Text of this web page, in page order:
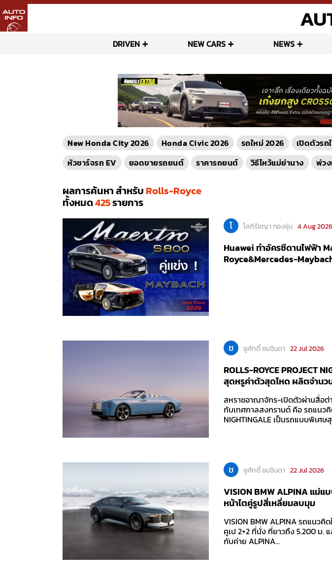
DRIVEN NEW CARS NEWS
New Honda City 2026 Honda Civic 2026 รถใหม่ 2026 เปิดตัวรถ
หัวชาร์จรถ EV
ยอดขายรถยนต์ ราคารถยนต์ วิธีไหว้แม่ย่านาง พ่ว
ผลการค้นหา สำหรับ Rolls-Royce
ทั้งหมด425รายการ
โ โสภิรัชญา ทองชุ่ม 4 Aug 2026
Huawei ทำอัครซีดานไฟฟ้า
Royce&Mercedes-
ช ชูศักดิ์ ชมจินดา 22 Jul 2026
ROLLS-ROYCE PROJECT
สุดหรูค่าตัวสุดโหด ผลิตจำนว
สหราชอาณาจักร-เปิดตัวผ่านสื่อ
กับเทศกาลสงกรานต์ คือ รถแนวคิ
NIGHTINGALE เป็นรถแบบพิเศษ
ช ชูศักดิ์ ชมจินดา 22 Jul 2026
VISION BMW ALPINA แม่
หน้าไตคู่รูปสี่เหลี่ยมลบมุม
VISION BMW ALPINA รถแนว
คูเป 2+2 ที่นั่ง ที่ยาวถึง 5.200 ม.
กับค่าย ALPINA...